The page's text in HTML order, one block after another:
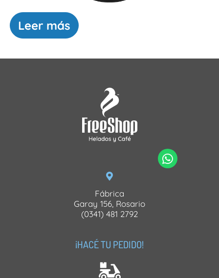
Leer más
Fábrica
Garay 156, Rosario
(0341) 481 2792
¡HACÉ TU PEDIDO!